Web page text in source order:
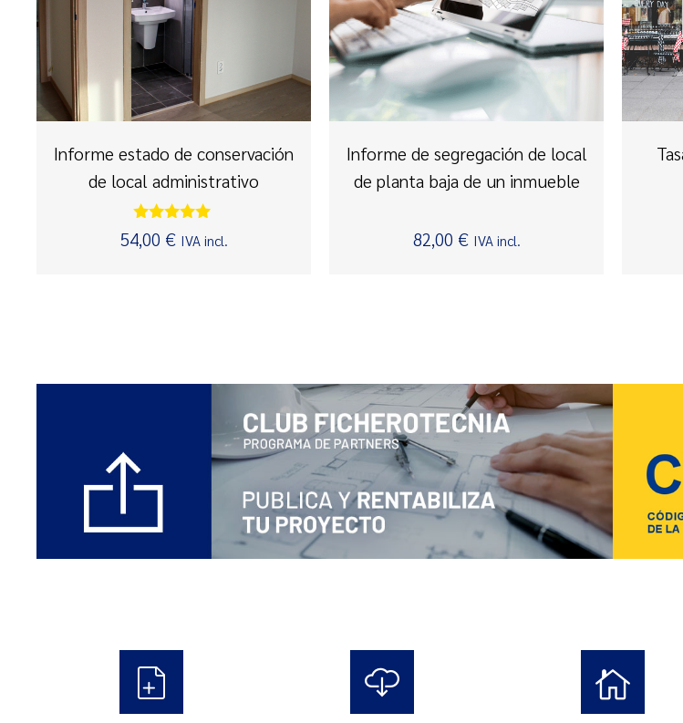
Informe estado de conservación
de local administrativo
Valorado con
5.00
54,00 € IVA incl.
Informe de segregación de local
de planta baja de un inmueble
82,00 € IVA incl.